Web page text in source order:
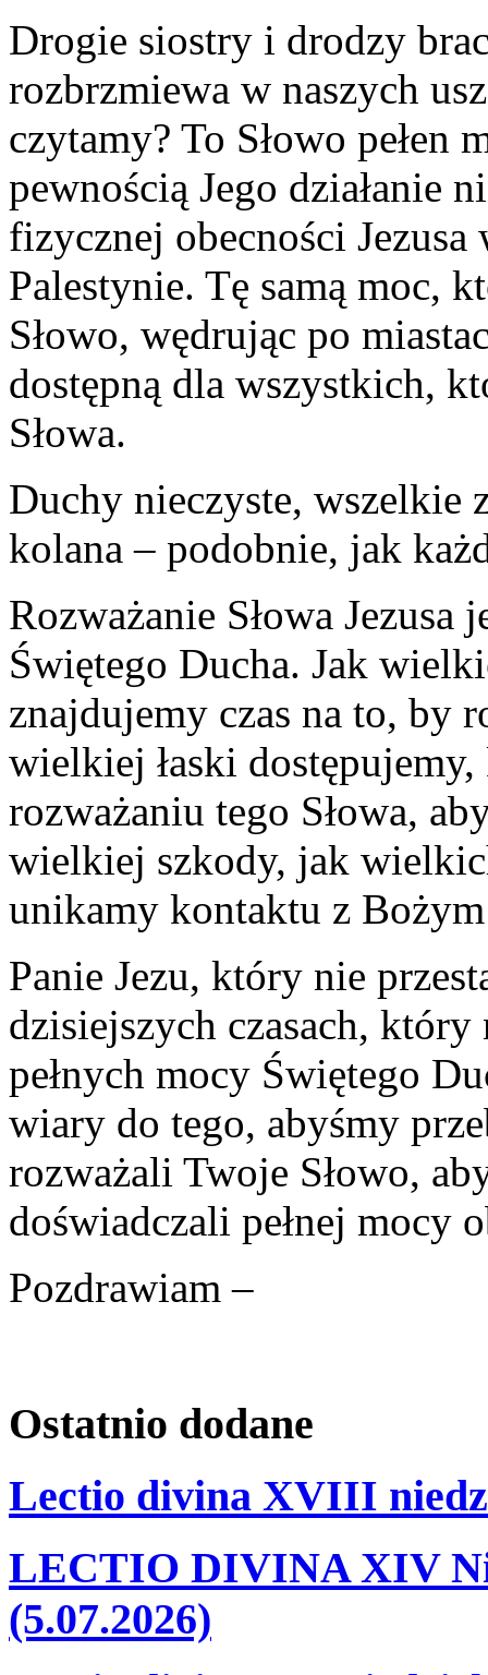
Drogie siostry i drodzy
rozbrzmiewa w naszych
czytamy? To Słowo pełen
pewnością Jego działanie
fizycznej obecności Jezusa
Palestynie. Tę samą moc,
Słowo, wędrując po
dostępną dla wszystkich,
Słowa.
Duchy nieczyste, wszelkie
kolana – podobnie, jak
Rozważanie Słowa
Świętego Ducha. Jak
znajdujemy czas na to, by
wielkiej łaski
rozważaniu tego Słowa,
wielkiej szkody, jak
unikamy kontaktu z Bożym
Panie Jezu, który nie
dzisiejszych czasach, który
pełnych mocy Świętego
wiary do tego, abyśmy
rozważali Twoje Słowo,
doświadczali pełnej mocy
Pozdrawiam –
Ostatnio dodane
Lectio divina XVIII
LECTIO DIVINA XIV
(5.07.2026)